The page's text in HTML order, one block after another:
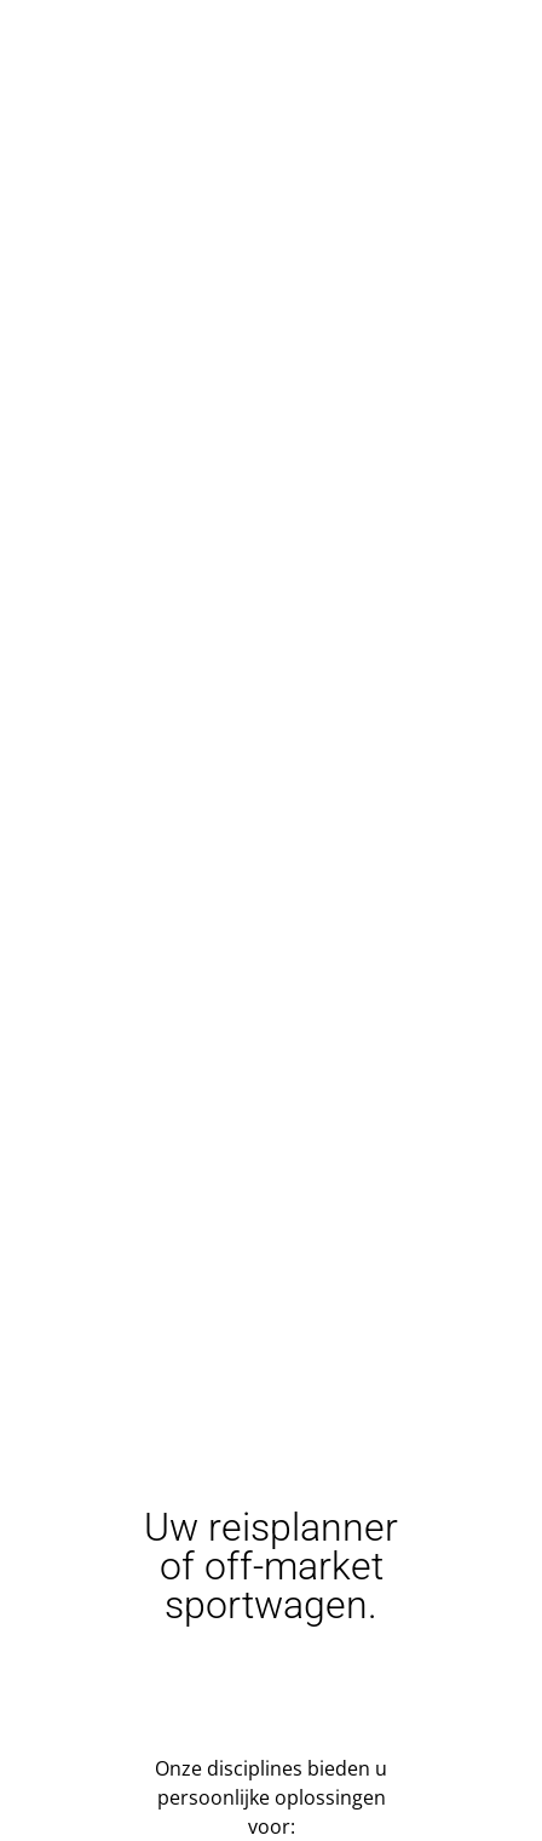
Uw reisplanner
of off-market
sportwagen.
Onze disciplines bieden u
persoonlijke oplossingen
voor: